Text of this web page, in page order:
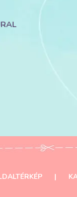
|